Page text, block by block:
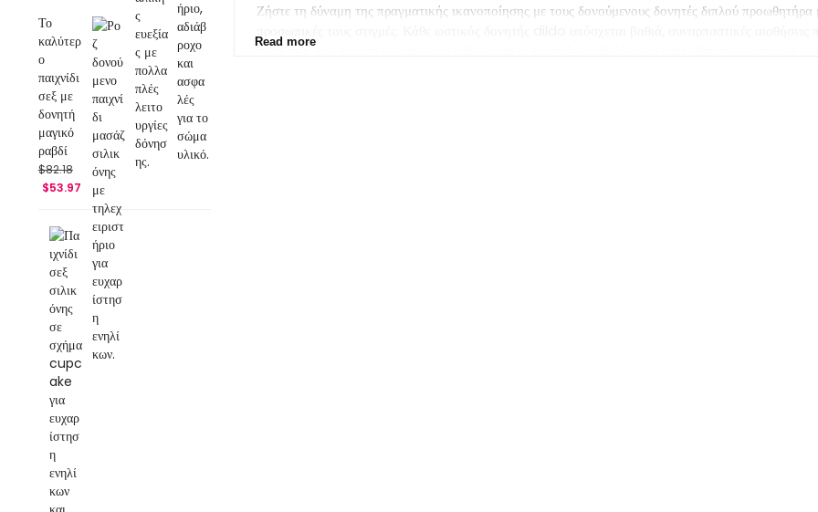
Ζήστε τη δύναμη της πραγματικής ικανοποίησης με τους δονούμενους δονητές διπλού προωθητήρα
πρωκτικό όσο και για κολπικό παιχνίδι, αυτοί οι δονητές συνδυάζουν ισχυρή ώθηση με έντονους
Read more
Το
καλύτερ
ο
παιχνίδι
σεξ με
δονητή
μαγικό
ραβδί
$82.18
$53.97